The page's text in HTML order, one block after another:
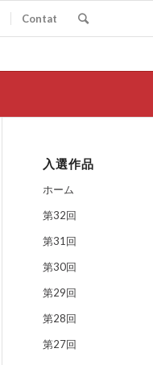
Contat
入選作品
ホーム
第32回
第31回
第30回
第29回
第28回
第27回